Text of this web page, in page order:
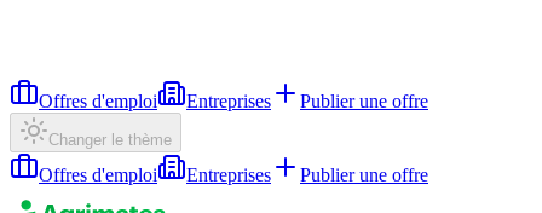
Offres d'emploi Entreprises Publier une offre
Changer le thème
Offres d'emploi Entreprises Publier une offre